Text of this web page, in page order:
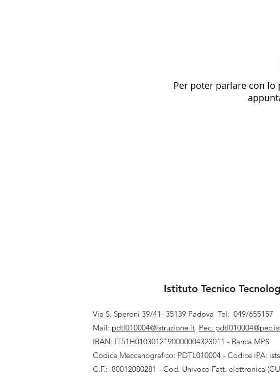
Per poter parlare con lo
Istituto Tecnico
Via S. Speroni 39/41- 35139 Padova Tel: 049/655157
Mail: pdtl010004@istruzione.it Pec:
IBAN: IT51H0103012190000004323011 - Banca MPS
Codice Meccanografico: PDTL010004 - Codice iPA:
C.F.: 80012080281 - Cod. Univoco Fatt. elettronica